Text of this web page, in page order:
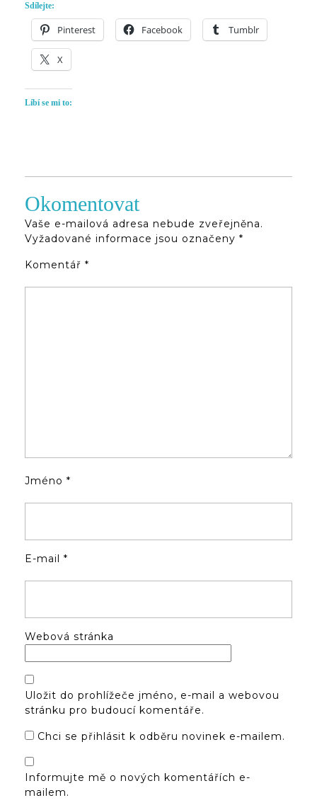
Sdílejte:
Pinterest Facebook Tumblr
X
Líbí se mi to:
Okomentovat
Vaše e-mailová adresa nebude zveřejněna.
Vyžadované informace jsou označeny *
Komentář *
Jméno *
E-mail *
Webová stránka
Uložit do prohlížeče jméno, e-mail a webovou
stránku pro budoucí komentáře.
Chci se přihlásit k odběru novinek e-mailem.
Informujte mě o nových komentářích e-
mailem.